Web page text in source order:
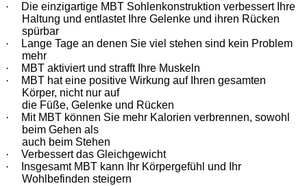
·
Die einzigartige MBT Sohlenkonstruktion verbessert Ihre
Haltung und entlastet Ihre Gelenke und ihren Rücken
spürbar
·
Lange Tage an denen Sie viel stehen sind kein Problem
mehr
·
MBT aktiviert und strafft Ihre Muskeln
·
MBT hat eine positive Wirkung auf Ihren gesamten
Körper, nicht nur auf
die Füße, Gelenke und Rücken
·
Mit MBT können Sie mehr Kalorien verbrennen, sowohl
beim Gehen als
auch beim Stehen
·
Verbessert das Gleichgewicht
·
Insgesamt MBT kann Ihr Körpergefühl und Ihr
Wohlbefinden steigern